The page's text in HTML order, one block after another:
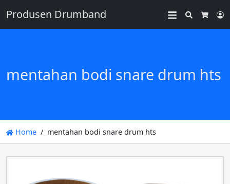
Produsen Drumband
Search
mentahan bodi snare drum hts
Home mentahan bodi snare drum hts